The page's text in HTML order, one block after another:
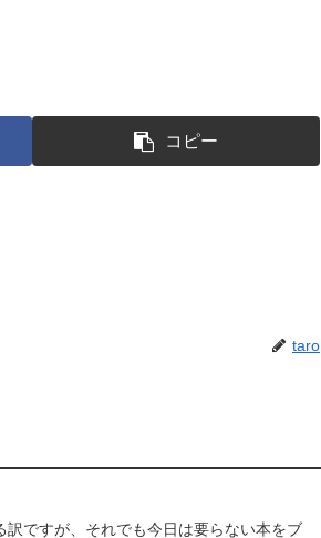
コピー
taro
ですが、それでも今日は要らない本をブ